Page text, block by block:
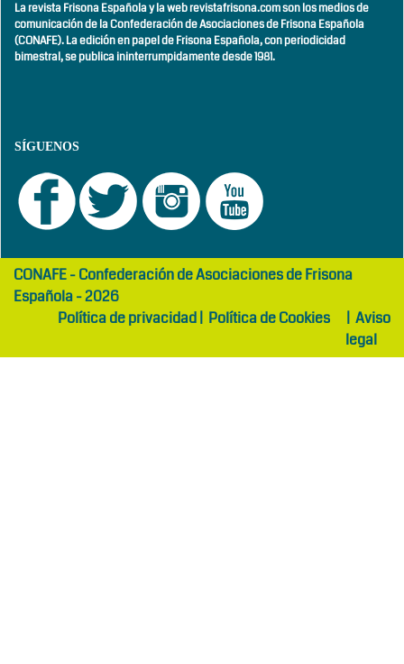
La revista Frisona Española y la web revistafrisona.com son los medios de
comunicación de la Confederación de Asociaciones de Frisona Española
(CONAFE). La edición en papel de Frisona Española, conperiodicidad
bimestral,se publica ininterrumpidamente desde 1981.
SÍGUENOS
girls
abaya
maltepe
otelCONAFE - Confederación de Asociaciones de Frisona
Española - 2026
Política de privacidad| Política de Cookies | Aviso
legal